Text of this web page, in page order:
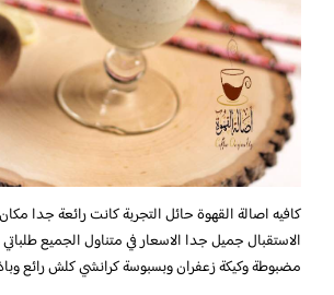
كافيه اصالة القهوة حائل التجربة كانت رائعة جدا
الاستقبال جميل جدا الاسعار في متناول الجميع
مضبوطة وكيكة زعفران وبسبوسة كرانشي كلش رائع